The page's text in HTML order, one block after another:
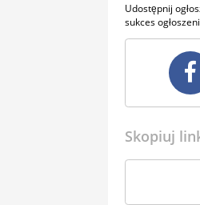
Udostępnij
sukces
Skopiuj